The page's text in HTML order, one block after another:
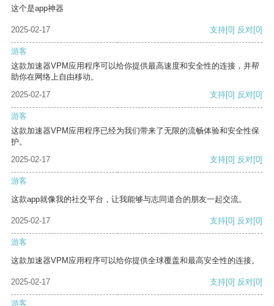
这个是app神器
2025-02-17 支持[0] 反对[0]
游客
这款加速器VPM应用程序可以给你提供最高速度和安全性的连接，并帮
助你在网络上自由移动。
2025-02-17
支持[0] 反对[0]
游客
这款加速器VPM应用程序已经为我们带来了无限的流畅体验和安全性保
护。
2025-02-17
支持[0] 反对[0]
游客
这款app就像我的社交平台，让我能够与志同道合的朋友一起交流。
2025-02-17 支持[0] 反对[0]
游客
这款加速器VPM应用程序可以给你提供全球覆盖和最高安全性的连接。
2025-02-17 支持[0] 反对[0]
游客